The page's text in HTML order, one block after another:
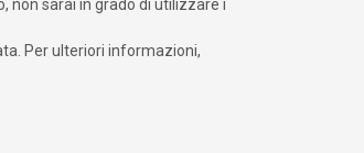
non sarai in grado di utilizzare i
Per ulteriori informazioni,